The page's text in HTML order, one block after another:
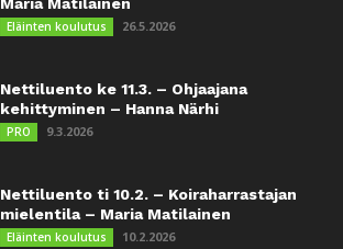
Maria Matilainen
Eläinten koulutus 26.5.2026
Nettiluento ke 11.3. – Ohjaajana
kehittyminen – Hanna Närhi
PRO 9.3.2026
Nettiluento ti 10.2. – Koiraharrastajan
mielentila – Maria Matilainen
Eläinten koulutus 10.2.2026